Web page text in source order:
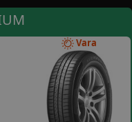
COMPANII
Vara